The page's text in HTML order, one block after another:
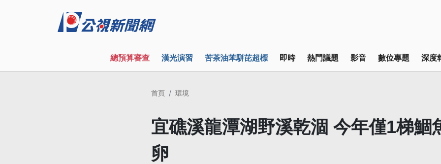
總預算審查 漢光演習 苦茶油苯駢芘超標 即時 熱門議題 影音 數位專題 深度
首頁 環境
宜礁溪龍潭湖野溪乾涸 今年僅1梯鯝
卵